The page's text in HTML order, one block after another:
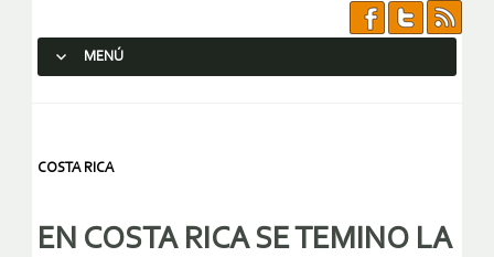
MENÚ
COSTA RICA
EN COSTA RICA SE TEMINO LA